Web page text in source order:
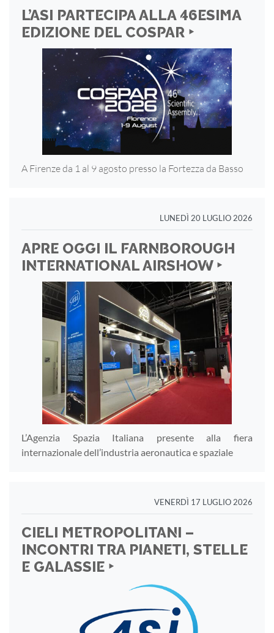
L’ASI PARTECIPA ALLA 46ESIMA
EDIZIONE DEL COSPAR ‣
A Firenze da 1 al 9 agosto presso la Fortezza da Basso
LUNEDÌ 20 LUGLIO 2026
APRE OGGI IL FARNBOROUGH
INTERNATIONAL AIRSHOW ‣
L’Agenzia Spazia Italiana presente alla fiera
internazionale dell’industria aeronautica e spaziale
VENERDÌ 17 LUGLIO 2026
CIELI METROPOLITANI –
INCONTRI TRA PIANETI, STELLE
E GALASSIE ‣